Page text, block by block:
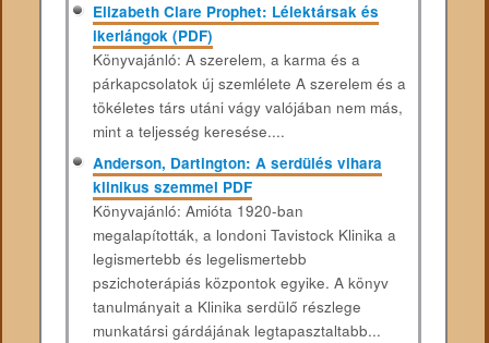
Elizabeth Clare Prophet: Lélektársak és
ikerlángok (PDF)
Könyvajánló: A szerelem, a karma és a
párkapcsolatok új szemlélete A szerelem és a
tökéletes társ utáni vágy valójában nem más,
mint a teljesség keresése....
Anderson, Dartington: A ​serdülés vihara
klinikus szemmel PDF
Könyvajánló: Amióta 1920-ban
megalapították, a londoni Tavistock Klinika a
legismertebb és legelismertebb
pszichoterápiás központok egyike. A könyv
tanulmányait a Klinika serdülő részlege
munkatársi gárdájának legtapasztaltabb...